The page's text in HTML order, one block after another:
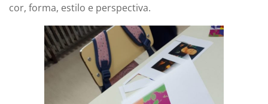
cor, forma, estilo e perspectiva.